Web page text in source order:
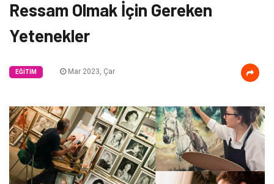
Ressam Olmak İçin Gereken
Yetenekler
EĞITIM Mar 2023, Çar